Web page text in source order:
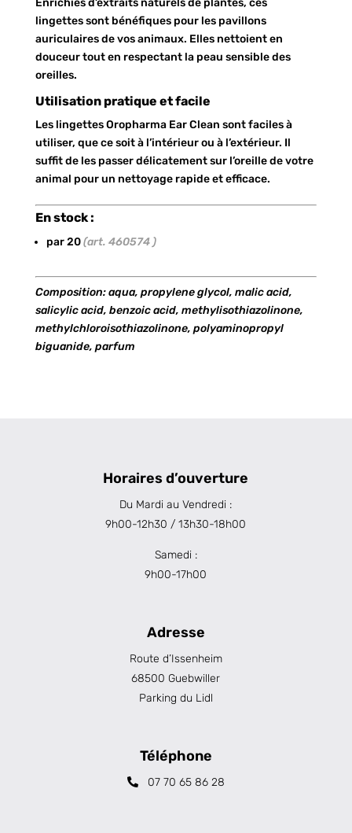
Enrichies d’extraits naturels de plantes, ces
lingettes sont bénéfiques pour les pavillons
auriculaires de vos animaux. Elles nettoient en
douceur tout en respectant la peau sensible des
oreilles.
Utilisation pratique et facile
Les lingettes Oropharma Ear Clean sont faciles à
utiliser, que ce soit à l’intérieur ou à l’extérieur. Il
suffit de les passer délicatement sur l’oreille de votre
animal pour un nettoyage rapide et efficace.
En stock :
par 20(art. 460574 )
Composition: aqua, propylene glycol, malic acid,
salicylic acid, benzoic acid, methylisothiazolinone,
methylchloroisothiazolinone, polyaminopropyl
biguanide, parfum
Horaires d’ouverture
Du Mardi au Vendredi :
9h00-12h30 / 13h30-18h00
Samedi :
9h00-17h00
Adresse
Route d’Issenheim
68500 Guebwiller
Parking du Lidl
Téléphone
07 70 65 86 28